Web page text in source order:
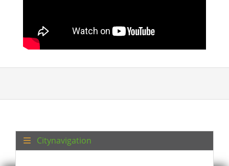
Gizlilik Politikası damga site haritası
temas
Şartlar ve Koşullar